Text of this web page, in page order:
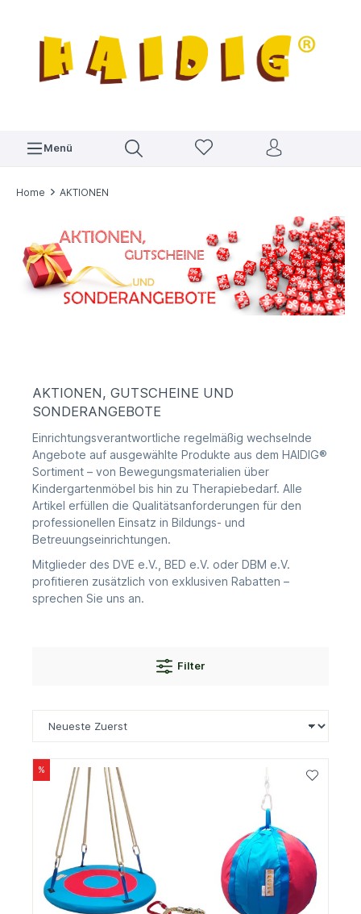
Menü
Home AKTIONEN
AKTIONEN, GUTSCHEINE UND
SONDERANGEBOTE
Einrichtungsverantwortliche regelmäßig wechselnde
Angebote auf ausgewählte Produkte aus dem HAIDIG®
Sortiment – von Bewegungsmaterialien über
Kindergartenmöbel bis hin zu Therapiebedarf. Alle
Artikel erfüllen die Qualitätsanforderungen für den
professionellen Einsatz in Bildungs- und
Betreuungseinrichtungen.
Mitglieder des DVE e.V., BED e.V. oder DBM e.V.
profitieren zusätzlich von exklusiven Rabatten –
sprechen Sie uns an.
Filter
%